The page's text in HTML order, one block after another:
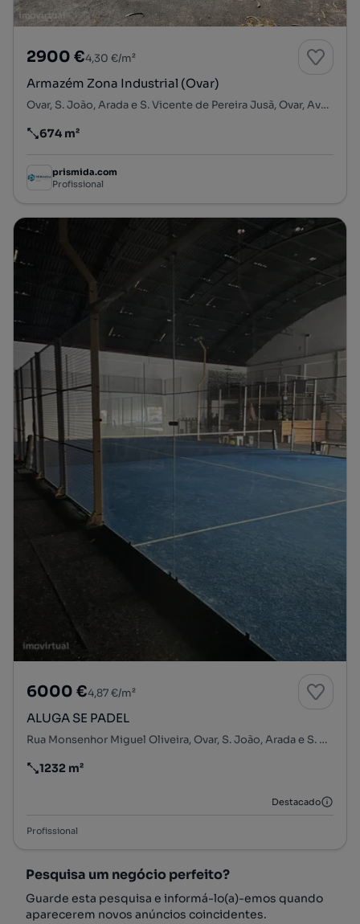
2900 €4,30 €/m²
Armazém Zona Industrial (Ovar)
Ovar, S. João, Arada e S. Vicente de Pereira Jusã, Ovar, Aveiro
Preço por metro quadrado
674 m²
prismida.com
Profissional
6000 €4,87 €/m²
ALUGA SE PADEL
Rua Monsenhor Miguel Oliveira, Ovar, S. João, Arada e S. Vicente de Pereira Jusã, Ovar, Aveiro
Preço por metro quadrado
1232 m²
Destacado
Profissional
Pesquisa um negócio perfeito?
Guarde esta pesquisa e informá-lo(a)-emos quando
aparecerem novos anúncios coincidentes.